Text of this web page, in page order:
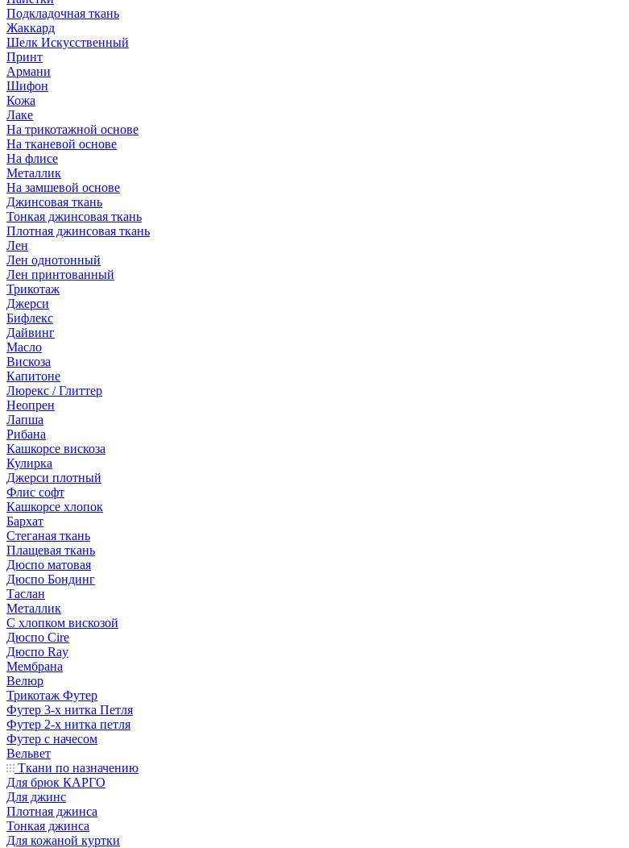
Подкладочная ткань
Жаккард
Шелк Искусственный
Принт
Армани
Шифон
Кожа
Лаке
На трикотажной основе
На тканевой основе
На флисе
Металлик
На замшевой основе
Джинсовая ткань
Тонкая джинсовая ткань
Плотная джинсовая ткань
Лен
Лен однотонный
Лен принтованный
Трикотаж
Джерси
Бифлекс
Дайвинг
Масло
Вискоза
Капитоне
Люрекс / Глиттер
Неопрен
Лапша
Рибана
Кашкорсе вискоза
Кулирка
Джерси плотный
Флис софт
Кашкорсе хлопок
Бархат
Стеганая ткань
Плащевая ткань
Дюспо матовая
Дюспо Бондинг
Таслан
Металлик
С хлопком вискозой
Дюспо Cire
Дюспо Ray
Мембрана
Велюр
Трикотаж Футер
Футер 3-х нитка Петля
Футер 2-х нитка петля
Футер с начесом
Вельвет
Ткани по назначению
Для брюк КАРГО
Для джинс
Плотная джинса
Тонкая джинса
Для кожаной куртки